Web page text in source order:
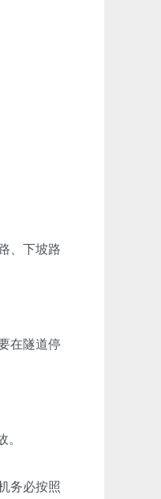
、下坡路
在隧道停
务必按照